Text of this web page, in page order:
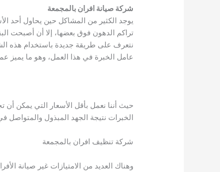
شركة صيانة افران بالمجمعة
يوجد الكثير من المشاكل حين يحاول أحد
تراكم الدهون فوق بعضها، إلا أن أصبحت
نتعرف على طريقة جديدة باستخدام هذه
عامل الخبرة في هذا العمل، وهو ما يميز
حيث أننا نعمل بأقل الأسعار التي يمكن
الخبرات نتيجة الجهد المبذول
شركة تنظيف افران بالمجمعة
وهناك العديد من الامتيازات غير صيانة